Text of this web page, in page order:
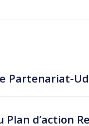
Partenariat-
d’action